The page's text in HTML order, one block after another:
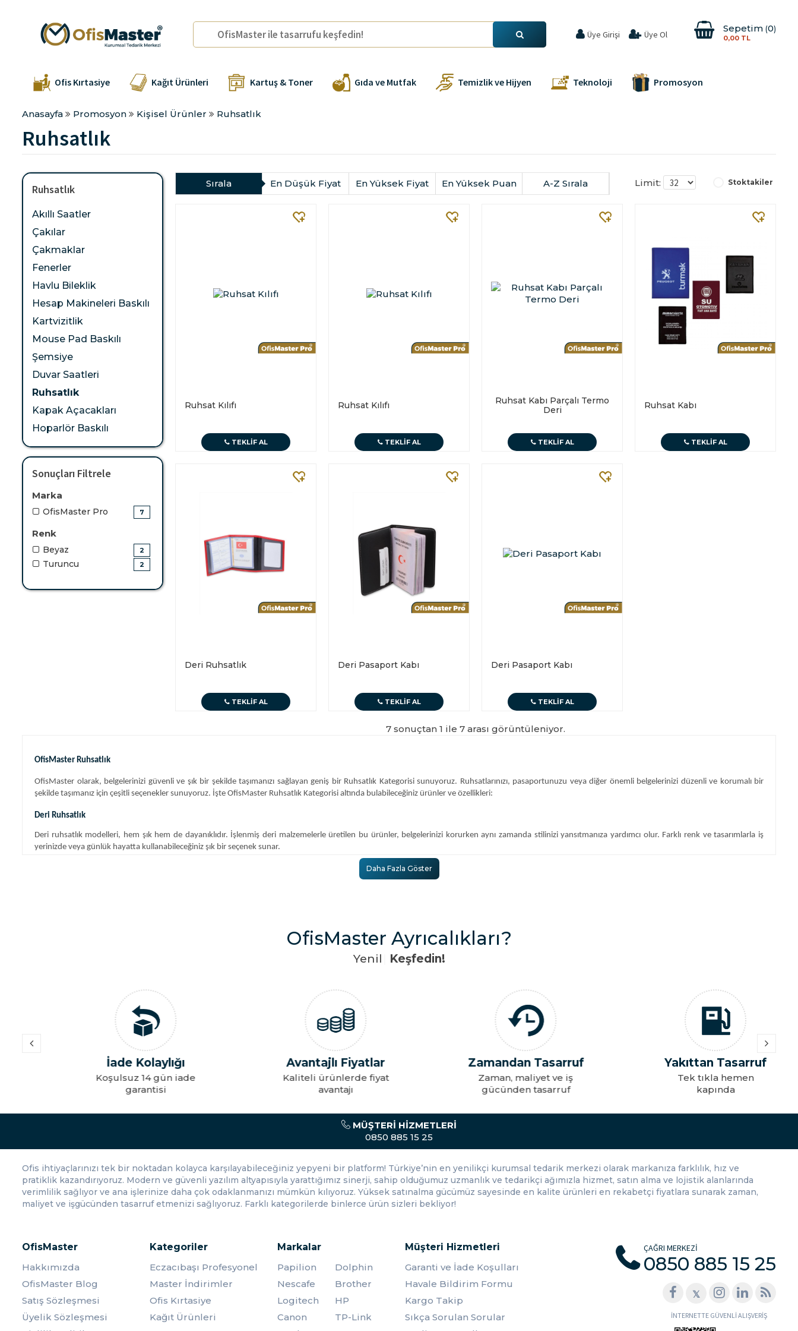
Sepetim 0
0,00 TL
Üye Girişi Üye Ol
Ofis Kırtasiye Kağıt Ürünleri Kartuş & Toner Gıda ve Mutfak Temizlik ve Hijyen Teknoloji Promosyon
Anasayfa Promosyon Kişisel Ürünler Ruhsatlık
Ruhsatlık
Ruhsatlık
Akıllı Saatler
Çakılar
Çakmaklar
Fenerler
Havlu Bileklik
Hesap Makineleri Baskılı
Kartvizitlik
Mouse Pad Baskılı
Şemsiye
Duvar Saatleri
Ruhsatlık
Kapak Açacakları
Hoparlör Baskılı
Sonuçları Filtrele
Marka
OfisMaster Pro 7
Renk
Beyaz 2
Turuncu 2
Sırala En Düşük Fiyat En Yüksek Fiyat En Yüksek Puan A-Z Sırala Stoktakiler
Limit:
Ruhsat Kılıfı
TEKLIF AL
Ruhsat Kılıfı
TEKLIF AL
Ruhsat Kabı Parçalı Termo
Deri
TEKLIF AL
Ruhsat Kabı
TEKLIF AL
Deri Ruhsatlık
TEKLIF AL
Deri Pasaport Kabı
TEKLIF AL
Deri Pasaport Kabı
TEKLIF AL
7 sonuçtan 1 ile 7 arası görüntüleniyor.
OfisMaster Ruhsatlık
OfisMaster olarak, belgelerinizi güvenli ve şık bir şekilde taşımanızı sağlayan geniş bir Ruhsatlık Kategorisi sunuyoruz. Ruhsatlarınızı, pasaportunuzu veya diğer önemli belgelerinizi düzenli ve korumalı bir
şekilde taşımanız için çeşitli seçenekler sunuyoruz. İşte OfisMaster Ruhsatlık Kategorisi altında bulabileceğiniz ürünler ve özellikleri:
Deri Ruhsatlık
Deri ruhsatlık modelleri, hem şık hem de dayanıklıdır. İşlenmiş deri malzemelerle üretilen bu ürünler, belgelerinizi korurken aynı zamanda stilinizi yansıtmanıza yardımcı olur. Farklı renk ve tasarımlarla iş
yerinizde veya günlük hayatta kullanabileceğiniz şık bir seçenek sunar.
Ruhsat kabı modelleri, belgelerinizi düzenli bir şekilde taşımanız için idealdir. Kompakt tasarımı sayesinde çantanızda veya cebinizde rahatlıkla taşıyabilirsiniz. Farklı boyut ve renk seçenekleriyle ihtiyacınıza
Tasarım ruhsatlık seçenekleri, özel tasarımlar ve desenlerle kişisel tarzınızı yansıtmanızı sağlar. İş yerinizin logosu veya özel bir desen ile tasarlanmış ruhsatlıklar, belgelerinizi taşımanın yanı sıra markanızı da
OfisMaster araç logolu ruhsatlık seçenekleri, araç markanızı veya logonuzu yansıtan özel tasarımlar içerir. Hem kişisel hem de kurumsal olarak markanızı belgelerinizle birleştirmenin etkili bir yoludur.
OfisMaster, ruhsatlık kategorisinde hem kaliteli hem de şık ürünleri uygun fiyatlarla sunar. Farklı modeller ve tasarımlar, farklı bütçelere hitap eder. Hem belgelerinizi korurken hem de stilinizi yansıtan bir
OfisMaster Ruhsatlık Kategorisi, belgelerinizi düzenli ve şık bir şekilde taşımanızı sağlar. Çeşitli tasarım ve malzeme seçenekleri arasından tarzınıza ve ihtiyacınıza uygun ruhsatlık modellerini seçerek,
Daha Fazla Göster
OfisMaster Ayrıcalıkları?
eniliğ | Keşfedin!
İade Kolaylığı
Koşulsuz 14 gün iade
garantisi
Avantajlı Fiyatlar
Kaliteli ürünlerde fiyat
avantajı
Zamandan Tasarruf
Zaman, maliyet ve iş
gücünden tasarruf
Yakıttan Tasarruf
Tek tıkla hemen
kapında
MÜŞTERI HIZMETLERI
0850 885 15 25
Ofis ihtiyaçlarınızı tek bir noktadan kolayca karşılayabileceğiniz yepyeni bir platform! Türkiye’nin en yenilikçi kurumsal tedarik merkezi olarak markanıza farklılık, hız ve
pratiklik kazandırıyoruz. Modern ve güvenli yazılım altyapısıyla yarattığımız sinerji, sahip olduğumuz uzmanlık ve tedarikçi ağımızla hizmet, satın alma ve lojistik alanlarında
verimlilik sağlıyor ve ana işlerinize daha çok odaklanmanızı mümkün kılıyoruz. Yüksek satınalma gücümüz sayesinde en kalite ürünleri en rekabetçi fiyatlara sunarak zaman,
maliyet ve işgücünden tasarruf etmenizi sağlıyoruz. Farklı kategorilerde binlerce ürün sizleri bekliyor!
OfisMaster
Hakkımızda
OfisMaster Blog
Satış Sözleşmesi
Üyelik Sözleşmesi
Kategoriler
Eczacıbaşı Profesyonel
Master İndirimler
Ofis Kırtasiye
Kağıt Ürünleri
Markalar
Papilion
Dolphin
Nescafe
Brother
Logitech
HP
Canon
TP-Link
Müşteri Hizmetleri
Garanti ve İade Koşulları
Havale Bildirim Formu
Kargo Takip
Sıkça Sorulan Sorular
ÇAĞRI MERKEZİ
0850 885 15 25
𝕏
İNTERNETTE GÜVENLİ ALIŞVERİŞ